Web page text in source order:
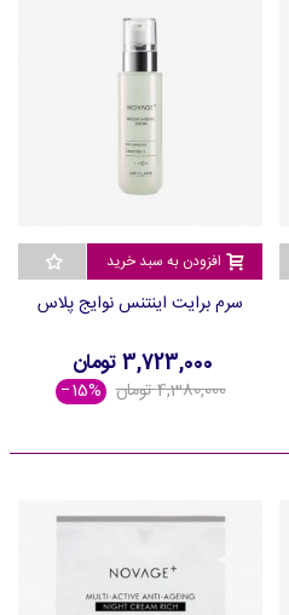
افزودن به سبد خرید
سرم برایت اینتنس نوایج پلاس
3,723,000 تومان
4,380,000 تومان ‎−15%